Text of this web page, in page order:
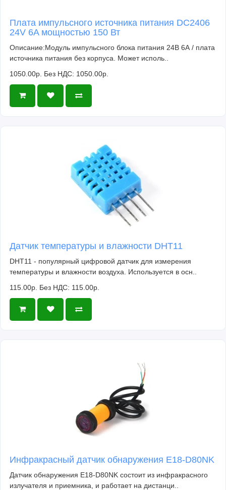
Плата импульсного источника питания DC2406
24V 6A мощностью 150 Вт
Описание:Модуль импульсного блока питания 24В 6А / плата
источника питания без корпуса. Может исполь..
1050.00р. Без НДС: 1050.00р.
Датчик температуры и влажности DHT11
DHT11 - популярный цифровой датчик для измерения
температуры и влажности воздуха. Используется в осн..
115.00р. Без НДС: 115.00р.
Инфракрасный датчик обнаружения E18-D80NK
Датчик обнаружения E18-D80NK состоит из инфракрасного
излучателя и приемника, и работает на дистанци..